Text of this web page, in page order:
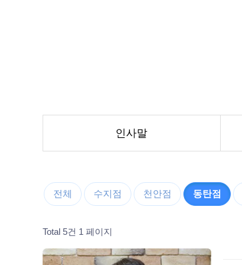
인사말
전체 수지점 천안점 동탄점
Total 5건 1 페이지